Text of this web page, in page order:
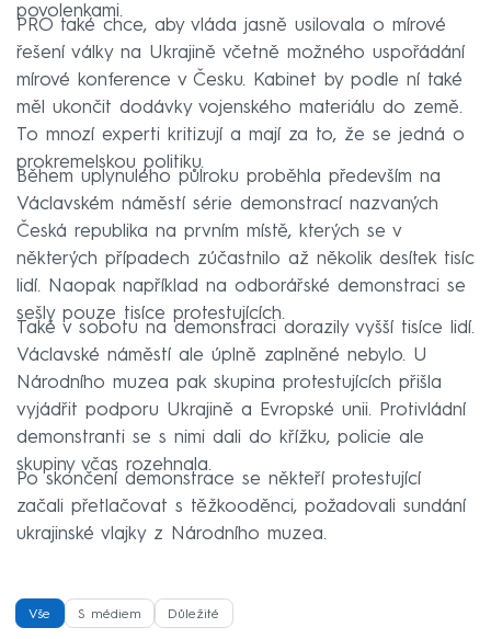
povolenkami.
PRO také chce, aby vláda jasně usilovala o mírové
řešení války na Ukrajině včetně možného uspořádání
mírové konference v Česku. Kabinet by podle ní také
měl ukončit dodávky vojenského materiálu do země.
To mnozí experti kritizují a mají za to, že se jedná o
prokremelskou politiku.
Během uplynulého půlroku proběhla především na
Václavském náměstí série demonstrací nazvaných
Česká republika na prvním místě, kterých se v
některých případech zúčastnilo až několik desítek tisíc
lidí. Naopak například na odborářské demonstraci se
sešly pouze tisíce protestujících.
Také v sobotu na demonstraci dorazily vyšší tisíce lidí.
Václavské náměstí ale úplně zaplněné nebylo. U
Národního muzea pak skupina protestujících přišla
vyjádřit podporu Ukrajině a Evropské unii. Protivládní
demonstranti se s nimi dali do křížku, policie ale
skupiny včas rozehnala.
Po skončení demonstrace se někteří protestující
začali přetlačovat s těžkooděnci, požadovali sundání
ukrajinské vlajky z Národního muzea.
Vše S médiem Důležité